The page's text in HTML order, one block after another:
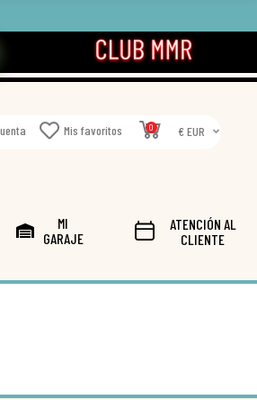
Mis favoritos 0 € EUR
MI
GARAJE
ATENCIÓN AL
CLIENTE